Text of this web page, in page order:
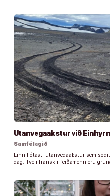
Utanvegaakstur við
Samfélagið
Einn ljótasti utanvegaakstur sem
dag. Tveir franskir ferðamenn eru